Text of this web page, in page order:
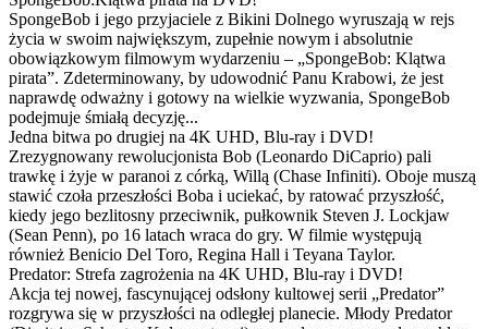
SpongeBob i jego przyjaciele z Bikini Dolnego wyruszają w rejs
życia w swoim największym, zupełnie nowym i absolutnie
obowiązkowym filmowym wydarzeniu – „SpongeBob: Klątwa
pirata”. Zdeterminowany, by udowodnić Panu Krabowi, że jest
naprawdę odważny i gotowy na wielkie wyzwania, SpongeBob
podejmuje śmiałą decyzję...
Jedna bitwa po drugiej na 4K UHD, Blu-ray i DVD!
Zrezygnowany rewolucjonista Bob (Leonardo DiCaprio) pali
trawkę i żyje w paranoi z córką, Willą (Chase Infiniti). Oboje muszą
stawić czoła przeszłości Boba i uciekać, by ratować przyszłość,
kiedy jego bezlitosny przeciwnik, pułkownik Steven J. Lockjaw
(Sean Penn), po 16 latach wraca do gry. W filmie występują
również Benicio Del Toro, Regina Hall i Teyana Taylor.
Predator: Strefa zagrożenia na 4K UHD, Blu-ray i DVD!
Akcja tej nowej, fascynującej odsłony kultowej serii „Predator”
rozgrywa się w przyszłości na odległej planecie. Młody Predator